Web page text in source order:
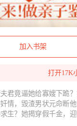
加入书架
打开17K
君竟逼她给寡嫂下跪
情，毁渣男状元命断
生？她揭穿假千金，